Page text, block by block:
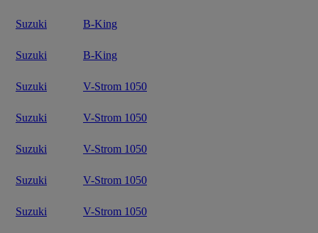
Suzuki B-King
Suzuki B-King
Suzuki V-Strom 1050
Suzuki V-Strom 1050
Suzuki V-Strom 1050
Suzuki V-Strom 1050
Suzuki V-Strom 1050